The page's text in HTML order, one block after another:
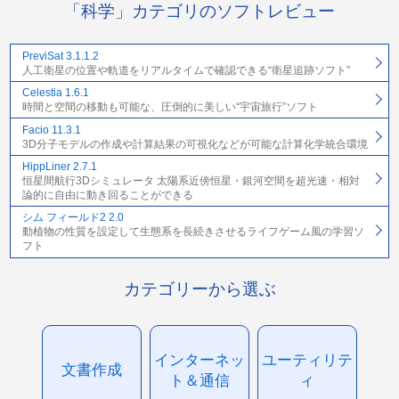
「科学」カテゴリのソフトレビュー
PreviSat 3.1.1.2
人工衛星の位置や軌道をリアルタイムで確認できる“衛星追跡ソフト”
Celestia 1.6.1
時間と空間の移動も可能な、圧倒的に美しい“宇宙旅行”ソフト
Facio 11.3.1
3D分子モデルの作成や計算結果の可視化などが可能な計算化学統合環境
HippLiner 2.7.1
恒星間航行3Dシミュレータ 太陽系近傍恒星・銀河空間を超光速・相対
論的に自由に動き回ることができる
シム フィールド2 2.0
動植物の性質を設定して生態系を長続きさせるライフゲーム風の学習ソ
フト
カテゴリーから選ぶ
文書作成
インターネッ
ト＆通信
ユーティリテ
ィ